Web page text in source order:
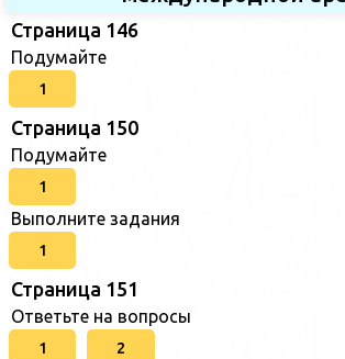
Страница 146
Подумайте
1
Страница 150
Подумайте
1
Выполните задания
1
Страница 151
Ответьте на вопросы
1 2